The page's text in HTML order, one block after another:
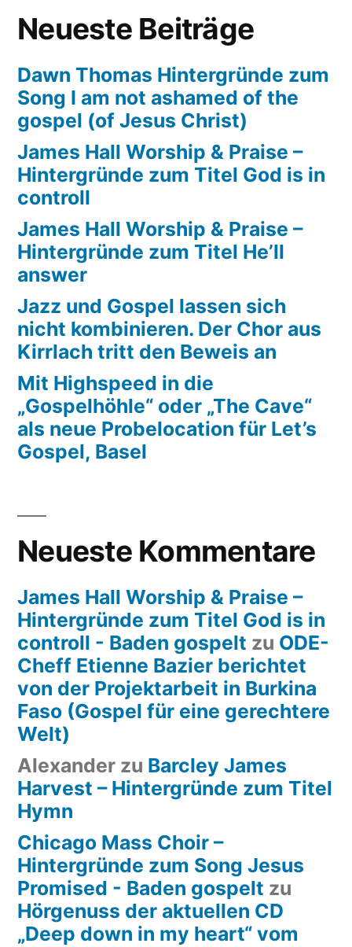
Neueste Beiträge
Dawn Thomas Hintergründe zum
Song I am not ashamed of the
gospel (of Jesus Christ)
James Hall Worship & Praise –
Hintergründe zum Titel God is in
controll
James Hall Worship & Praise –
Hintergründe zum Titel He’ll
answer
Jazz und Gospel lassen sich
nicht kombinieren. Der Chor aus
Kirrlach tritt den Beweis an
Mit Highspeed in die
„Gospelhöhle“ oder „The Cave“
als neue Probelocation für Let’s
Gospel, Basel
Neueste Kommentare
James Hall Worship & Praise –
Hintergründe zum Titel God is in
controll - Baden gospelt zu ODE-
Cheff Etienne Bazier berichtet
von der Projektarbeit in Burkina
Faso (Gospel für eine gerechtere
Welt)
Alexander zu Barcley James
Harvest – Hintergründe zum Titel
Hymn
Chicago Mass Choir –
Hintergründe zum Song Jesus
Promised - Baden gospelt zu
Hörgenuss der aktuellen CD
„Deep down in my heart“ vom